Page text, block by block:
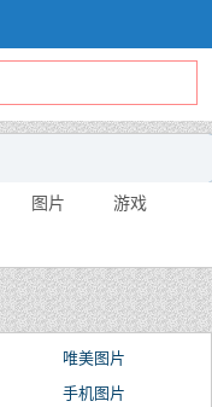
图片 游戏
唯美图片
手机图片